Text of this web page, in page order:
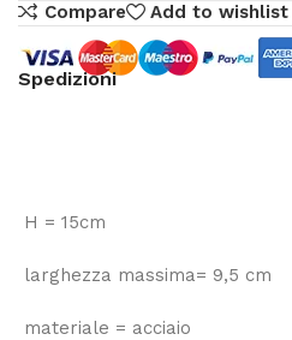
Compare
Add to wishlist
Spedizioni
H = 15cm
larghezza massima= 9,5 cm
materiale = acciaio